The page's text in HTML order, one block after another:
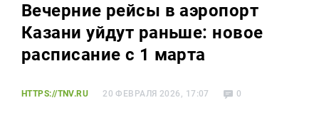
Новости
Для связи
+7 (843) 570−50−00
Вечерние рейсы в аэропорт
Казани уйдут раньше: новое
расписание с 1 марта
HTTPS://TNV.RU 20 ФЕВРАЛЯ 2026, 17:07 0